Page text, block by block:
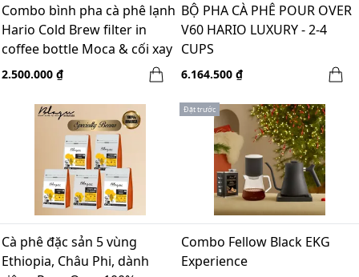
Combo bình pha cà phê lạnh
Hario Cold Brew filter in
coffee bottle Moca & cối xay
tay Gruru pro xám - Winter
2.500.000 ₫
BỘ PHA CÀ PHÊ POUR OVER
V60 HARIO LUXURY - 2-4
CUPS
6.164.500 ₫
Cà phê đặc sản 5 vùng
Ethiopia, Châu Phi, dành
Đặt trước
Combo Fellow Black EKG
Experience